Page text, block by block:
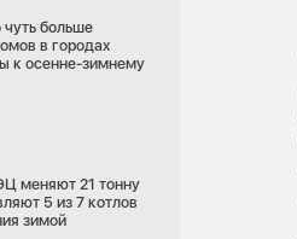
больше
в городах
к осенне-зимнему
меняют 21 тонну
5 из 7 котлов
зимой